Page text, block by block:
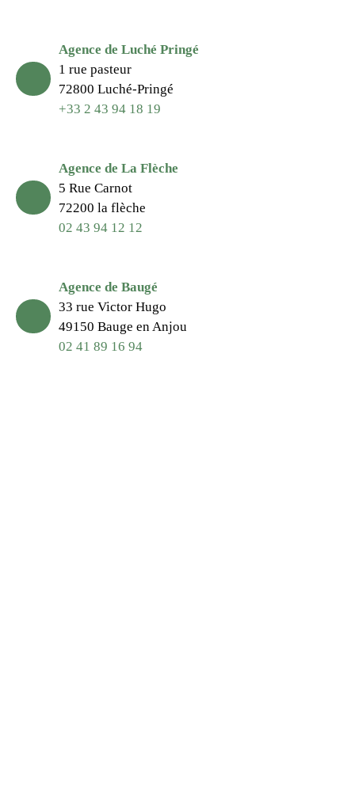
Agence de Luché Pringé
1 rue pasteur
72800 Luché-Pringé
+33 2 43 94 18 19
Agence de La Flèche
5 Rue Carnot
72200 la flèche
02 43 94 12 12
Agence de Baugé
33 rue Victor Hugo
49150 Bauge en Anjou
02 41 89 16 94